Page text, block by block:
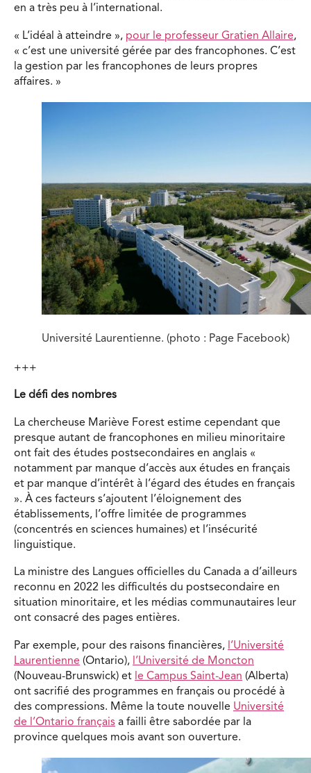
en a très peu à l’international.
« L’idéal à atteindre », pour le professeur Gratien Allaire,
« c’est une université gérée par des francophones. C’est
la gestion par les francophones de leurs propres
affaires. »
Université Laurentienne. (photo : Page Facebook)
+++
Le défi des nombres
La chercheuse Mariève Forest estime cependant que
presque autant de francophones en milieu minoritaire
ont fait des études postsecondaires en anglais «
notamment par manque d’accès aux études en français
et par manque d’intérêt à l’égard des études en français
». À ces facteurs s’ajoutent l’éloignement des
établissements, l’offre limitée de programmes
(concentrés en sciences humaines) et l’insécurité
linguistique.
La ministre des Langues officielles du Canada a d’ailleurs
reconnu en 2022 les difficultés du postsecondaire en
situation minoritaire, et les médias communautaires leur
ont consacré des pages entières.
Par exemple, pour des raisons financières, l’Université
Laurentienne (Ontario), l’Université de Moncton
(Nouveau-Brunswick) et le Campus Saint-Jean (Alberta)
ont sacrifié des programmes en français ou procédé à
des compressions. Même la toute nouvelle Université
de l’Ontario français a failli être sabordée par la
province quelques mois avant son ouverture.